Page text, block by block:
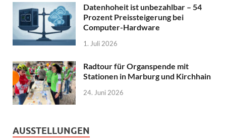
Datenhoheit ist unbezahlbar – 54
Prozent Preissteigerung bei
Computer-Hardware
1. Juli 2026
Radtour für Organspende mit
Stationen in Marburg und Kirchhain
24. Juni 2026
AUSSTELLUNGEN